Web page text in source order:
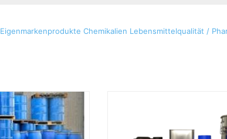
Eigenmarkenprodukte Chemikalien Lebensmittelqualität /